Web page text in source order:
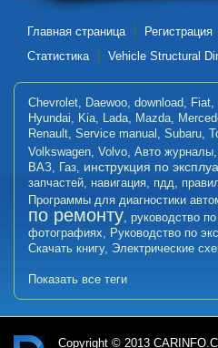
Главная страница Регистрация
Статистика
Vehicle Structural
Chevrolet, Daewoo, download, Fiat,
Hyundai, Kia, Lada, Mazda,
Renault, Service manual , Subaru,
Volkswagen, Volvo, Авто журналы,
ВАЗ, Газ, инструкция по
запчастей, навигация, пдд,
Программы для диагностики
по ремонту, руководство
фотографиях, Руководство по
Скачать книгу, Электрические
Показать все теги
Copyright © 2013